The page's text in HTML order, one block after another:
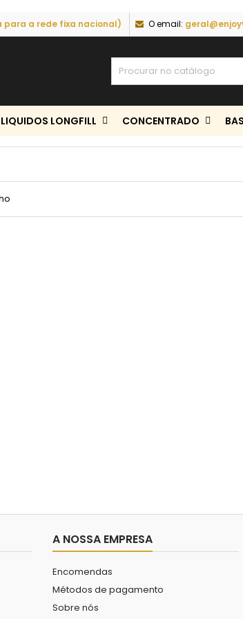
para a rede fixa nacional) O email:
LIQUIDOS LONGFILL CONCENTRADO
A NOSSA EMPRESA
Encomendas
Métodos de pagamento
Sobre nós